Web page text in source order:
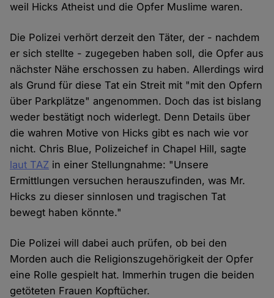
weil Hicks Atheist und die Opfer Muslime waren.
Die Polizei verhört derzeit den Täter, der - nachdem
er sich stellte - zugegeben haben soll, die Opfer aus
nächster Nähe erschossen zu haben. Allerdings wird
als Grund für diese Tat ein Streit mit "mit den Opfern
über Parkplätze" angenommen. Doch das ist bislang
weder bestätigt noch widerlegt. Denn Details über
die wahren Motive von Hicks gibt es nach wie vor
nicht. Chris Blue, Polizeichef in Chapel Hill, sagte
laut TAZ in einer Stellungnahme: "Unsere
Ermittlungen versuchen herauszufinden, was Mr.
Hicks zu dieser sinnlosen und tragischen Tat
bewegt haben könnte."
Die Polizei will dabei auch prüfen, ob bei den
Morden auch die Religionszugehörigkeit der Opfer
eine Rolle gespielt hat. Immerhin trugen die beiden
getöteten Frauen Kopftücher.